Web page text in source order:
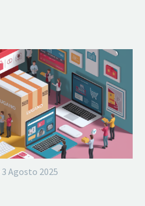
3 Agosto 2025